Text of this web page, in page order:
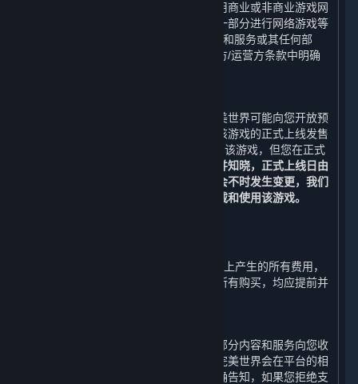
向，用于在互联网上进行网络游戏、利用商业或非商业游戏网
络或作为内容聚合网络、网站或服务的一部分进行网络游戏等
用途；或（3）为任何商业目的利用内容和服务或其任何部
分，但本协议、附加条款或适用的开发方/运营方条款中明确
在某些游戏正式在平台上线发售前，完美世界可能向您开放预
购，在您付清全部预购款后，您可以在该游戏的正式上线发售
”）下载和使用该游戏，但您在正式
您理解并知晓，正式上线日由
该游戏开发方或游戏运营方决定并可能会不时发生变更，我们
无法承诺或保证您可以在正式上线日下载和使用该游戏。
除以下第3.G条规定的以外，在蒸汽平台上产生的所有费用，
以及使用蒸汽钱包（定义如下）进行的所有购买，均应提前并
使用平台是免费的，但是完美世界会就部分内容和服务向您收
取一定的费用。对于付费内容和服务，完美世界会在平台的相
应页面上将收费方式和资费标准向您明确告知，如果您拒绝支